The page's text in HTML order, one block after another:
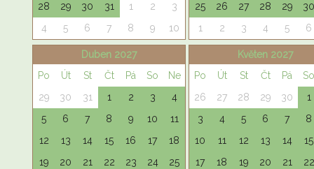
28
29 30 31 1 2
3
4
5 6 7 8 9 10
25
26 27 28 29
30
1
2 3 4 5 6
Duben 2027
Po
Út St Čt Pá So
Ne
29
30 31 1 2 3
4
5
6 7 8 9 10
11
12
13 14 15 16 17
18
19
20 21 22 23 24
25
Květen 2027
Po
Út St Čt Pá
So
26
27 28 29 30
1
3
4 5 6 7
8
10
11 12 13 14
15
17
18 19 20 21
22